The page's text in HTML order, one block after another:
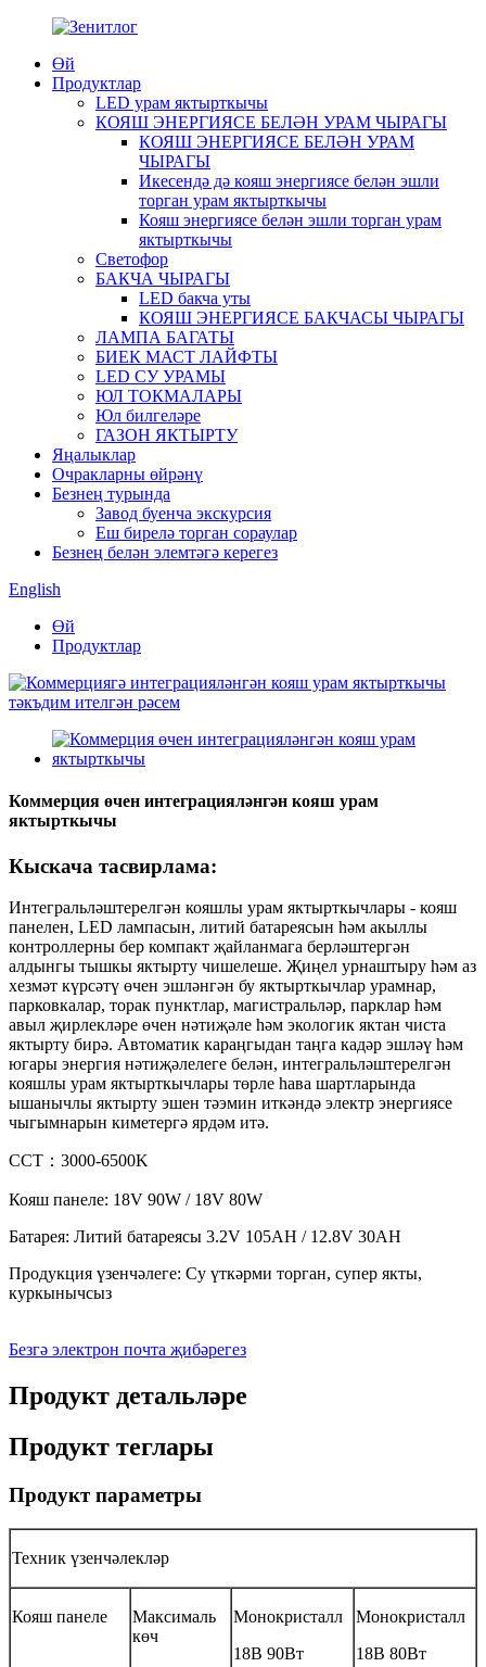
Өй
Продуктлар
LED урам яктырткычы
КОЯШ ЭНЕРГИЯСЕ БЕЛӘН УРАМ ЧЫРАГЫ
КОЯШ ЭНЕРГИЯСЕ БЕЛӘН УРАМ
ЧЫРАГЫ
Икесендә дә кояш энергиясе белән эшли
торган урам яктырткычы
Кояш энергиясе белән эшли торган урам
яктырткычы
Светофор
БАКЧА ЧЫРАГЫ
LED бакча уты
КОЯШ ЭНЕРГИЯСЕ БАКЧАСЫ ЧЫРАГЫ
ЛАМПА БАГАТЫ
БИЕК МАСТ ЛАЙФТЫ
LED СУ УРАМЫ
ЮЛ ТОКМАЛАРЫ
Юл билгеләре
ГАЗОН ЯКТЫРТУ
Яңалыклар
Очракларны өйрәнү
Безнең турында
Завод буенча экскурсия
Еш бирелә торган сораулар
Безнең белән элемтәгә керегез
English
Өй
Продуктлар
Коммерция өчен интеграцияләнгән кояш урам
яктырткычы
Кыскача тасвирлама:
Интегральләштерелгән кояшлы урам яктырткычлары - кояш
панелен, LED лампасын, литий батареясын һәм акыллы
контроллерны бер компакт җайланмага берләштергән
алдынгы тышкы яктырту чишелеше. Җиңел урнаштыру һәм аз
хезмәт күрсәтү өчен эшләнгән бу яктырткычлар урамнар,
парковкалар, торак пунктлар, магистральләр, парклар һәм
авыл җирлекләре өчен нәтиҗәле һәм экологик яктан чиста
яктырту бирә. Автоматик караңгыдан таңга кадәр эшләү һәм
югары энергия нәтиҗәлелеге белән, интегральләштерелгән
кояшлы урам яктырткычлары төрле һава шартларында
ышанычлы яктырту эшен тәэмин иткәндә электр энергиясе
чыгымнарын киметергә ярдәм итә.
CCT：3000-6500K
Кояш панеле: 18V 90W / 18V 80W
Батарея: Литий батареясы 3.2V 105AH / 12.8V 30AH
Продукция үзенчәлеге: Су үткәрми торган, супер якты,
куркынычсыз
Безгә электрон почта җибәрегез
Продукт детальләре
Продукт теглары
Продукт параметры
Техник үзенчәлекләр
Кояш панеле
Максималь
көч
Монокристалл
18В 90Вт
Монокристалл
18В 80Вт